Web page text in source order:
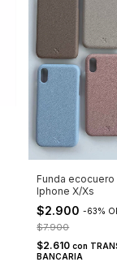
Funda ecocuero
Iphone X/Xs
$2.900-63%
$7.900
$2.610con
BANCARIA